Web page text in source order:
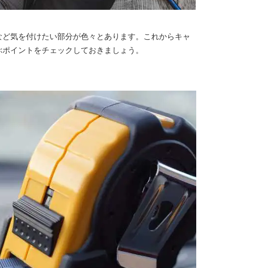
気を付けたい部分が色々とあります。これからキャ
イントをチェックしておきましょう。